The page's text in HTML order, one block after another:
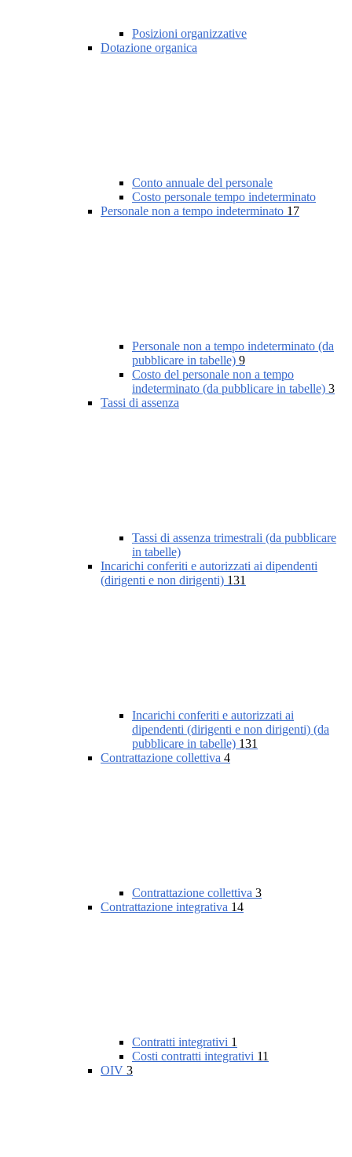
Posizioni organizzative
Dotazione organica
Conto annuale del personale
Costo personale tempo indeterminato
Personale non a tempo indeterminato 17
Personale non a tempo indeterminato (da
pubblicare in tabelle) 9
Costo del personale non a tempo
indeterminato (da pubblicare in tabelle) 3
Tassi di assenza
Tassi di assenza trimestrali (da pubblicare
in tabelle)
Incarichi conferiti e autorizzati ai dipendenti
(dirigenti e non dirigenti) 131
Incarichi conferiti e autorizzati ai
dipendenti (dirigenti e non dirigenti) (da
pubblicare in tabelle) 131
Contrattazione collettiva 4
Contrattazione collettiva 3
Contrattazione integrativa 14
Contratti integrativi 1
Costi contratti integrativi 11
OIV 3